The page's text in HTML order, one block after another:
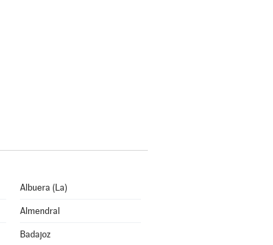
Albuera (La)
Almendral
Badajoz